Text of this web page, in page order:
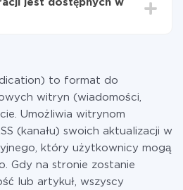
która faktycznie jest
z Twoich systemów do
się na płatną. Więcej
jest dostępnych w
to format do
witryn (wiadomości,
Umożliwia witrynom
(kanału) swoich aktualizacji w
który użytkownicy mogą
Gdy na stronie zostanie
lub artykuł, wszyscy